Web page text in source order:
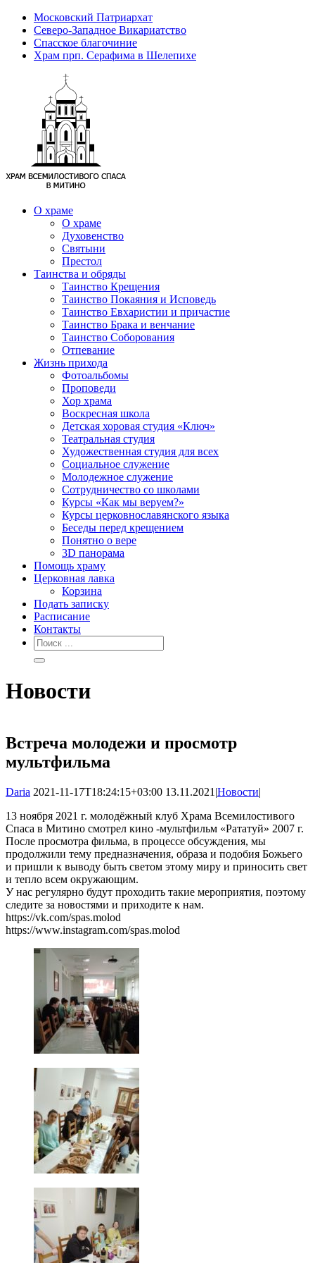
Московский Патриархат
Северо-Западное Викариатство
Спасское благочиние
Храм прп. Серафима в Шелепихе
О храме
О храме
Духовенство
Святыни
Престол
Таинства и обряды
Таинство Крещения
Таинство Покаяния и Исповедь
Таинство Евхаристии и причастие
Таинство Брака и венчание
Таинство Соборования
Отпевание
Жизнь прихода
Фотоальбомы
Проповеди
Хор храма
Воскресная школа
Детская хоровая студия «Ключ»
Театральная студия
Х​удожественная студия для всех
Социальное служение
Молодежное служение
Сотрудничество со школами
Курсы «Как мы веруем?»
Курсы церковнославянского языка
Беседы перед крещением
Понятно о вере
3D панорама
Помощь храму
Церковная лавка
Корзина
Подать записку
Расписание
Контакты
Новости
Встреча молодежи и просмотр
мультфильма
Daria 2021-11-17T18:24:15+03:00 13.11.2021 |Новости|
13 ноября 2021 г. молодёжный клуб Храма Всемилостивого
Спаса в Митино смотрел кино -мультфильм «Рататуй» 2007 г.
После просмотра фильма, в процессе обсуждения, мы
продолжили тему предназначения, образа и подобия Божьего
и пришли к выводу быть светом этому миру и приносить свет
и тепло всем окружающим.
У нас регулярно будут проходить такие мероприятия, поэтому
следите за новостями и приходите к нам.
https://vk.com/spas.molod
https://www.instagram.com/spas.molod